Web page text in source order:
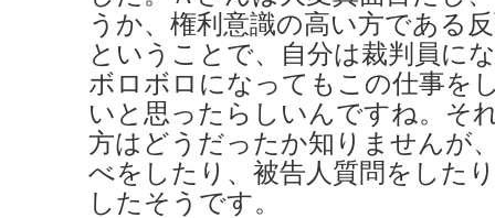
うか、権利意識の高い方である
ということで、自分は裁判員に
ボロボロになってもこの仕事を
いと思ったらしいんですね。そ
方はどうだったか知りませんが
べをしたり、被告人質問をした
したそうです。